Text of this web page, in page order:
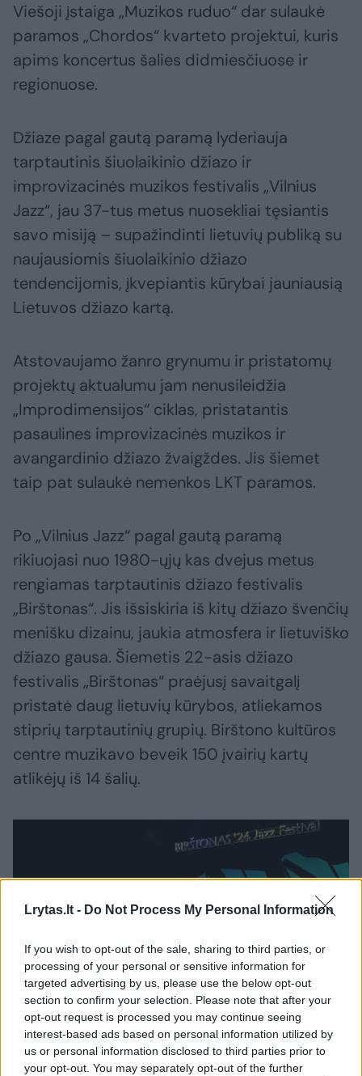
Lrytas.lt - Do Not Process My Personal Information
If you wish to opt-out of the sale, sharing to third parties, or
processing of your personal or sensitive information for
targeted advertising by us, please use the below opt-out
section to confirm your selection. Please note that after your
opt-out request is processed you may continue seeing
interest-based ads based on personal information utilized by
us or personal information disclosed to third parties prior to
your opt-out. You may separately opt-out of the further
Viešoji įstaiga „Muzikos ruduo“ dar sulaukė
paramos „Chordos“ kvarteto projektui, kuris
apims koncertus šalies didmiesčiuose ir
regionuose.
Džiaze pagal gautą paramą lyderiauja
tarptautinis šiuolaikinio džiazo ir
improvizacinės muzikos festivalis „Vilnius
Jazz“, jau 37-tus metus nuosekliai tęsiantis
savo misiją – supažindinti lietuvių publiką su
naujausiomis šiuolaikinio džiazo
tendencijomis, įkvepiantis kūrybai jauniausią
Lietuvos džiazo kartą.
Atstovaujamo žanro grynumu ir pristatomų
projektų aktualumu jam nenusileidžia
„Improdimensijos“ ciklas, pristatantis
pasaulines improvizacinės muzikos ir
avangardinio džiazo žvaigždes. Jis šiemet
taip pat sulaukė nemenkos LKT paramos.
Po „Vilnius Jazz“ pagal gautą paramą
rikiuojasi nuo 1980-ųjų kas dvejus metus
rengiamas tarptautinis džiazo festivalis
„Birštonas“. Jis išsiskiria iš kitų džiazo švenčių
menišku dizainu, jaukia atmosfera ir lietuviško
džiazo gausa. Šiemetis 22-asis džiazo
festivalis „Birštonas“ praėjusį savaitgalį
pristatė daug lietuvių kūrybos, atliekamos
stiprių tarptautinių grupių. Birštono kultūros
centre muzikavo beveik 150 įvairių kartų
atlikėjų iš 14 šalių.
Daugiau nuotraukų (7)
Praėjusį savaitgalį Birštono kultūros centre vykęs LKT